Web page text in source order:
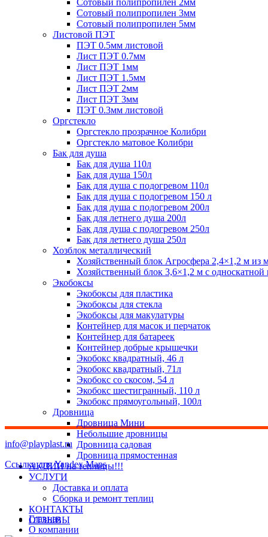
Сотовый полипропилен 2мм
Сотовый полипропилен 3мм
Сотовый полипропилен 5мм
Листовой ПЭТ
ПЭТ 0.5мм листовой
Лист ПЭТ 0.7мм
Лист ПЭТ 1мм
Лист ПЭТ 1.5мм
Лист ПЭТ 2мм
Лист ПЭТ 3мм
ПЭТ 0.3мм листовой
Оргстекло
Оргстекло прозрачное Колибри
Оргстекло матовое Колибри
Бак для душа
Бак для душа 110л
Бак для душа 150л
Бак для душа с подогревом 110л
Бак для душа с подогревом 150 л
Бак для душа с подогревом 200л
Бак для летнего душа 200л
Бак для душа с подогревом 250л
Бак для летнего душа 250л
Хозблок металлический
Хозяйственный блок Агросфера 2,4×1,2 м из
Хозяйственный блок 3,6×1,2 м с
Экобоксы
Экобоксы для пластика
Экобоксы для стекла
Экобоксы для макулатуры
Контейнер для масок и перчаток
Контейнер для батареек
Контейнер добрые крышечки
Экобокс квадратный, 46 л
Экобокс квадратный, 71л
Экобокс со скосом, 54 л
Экобокс шестигранный, 110 л
Экобокс прямоугольный, 100л
Дровница
Дровница Мини
Небольшие дровницы
Дровница садовая
Дровница прямостенная
АКЦИИ на теплицы!!!
УСЛУГИ
Доставка и оплата
Сборка и ремонт теплиц
КОНТАКТЫ
ОТЗЫВЫ
info@playplast.ru
Ссылка для Yandex Maps
Главная
О компании